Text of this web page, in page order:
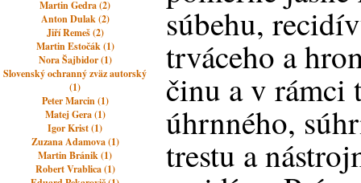
Martin Gedra (2)
Anton Dulak (2)
Jiří Remeš (2)
Martin Estočák (1)
Nora Šajbidor (1)
Slovenský ochranný zväz autorský
(1)
Peter Marcin (1)
Matej Gera (1)
Igor Krist (1)
Zuzana Adamova (1)
Martin Bránik (1)
Robert Vrablica (1)
súbehu,
trváceho a
činu a v rámci
úhrnného,
trestu a